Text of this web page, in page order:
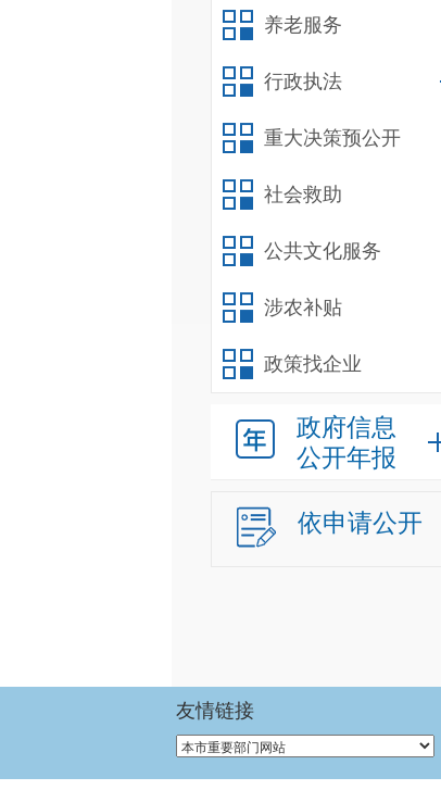
养老服务
行政执法
重大决策预公开
社会救助
公共文化服务
涉农补贴
政策找企业
政府信息
公开年报
依申请公开
友情链接